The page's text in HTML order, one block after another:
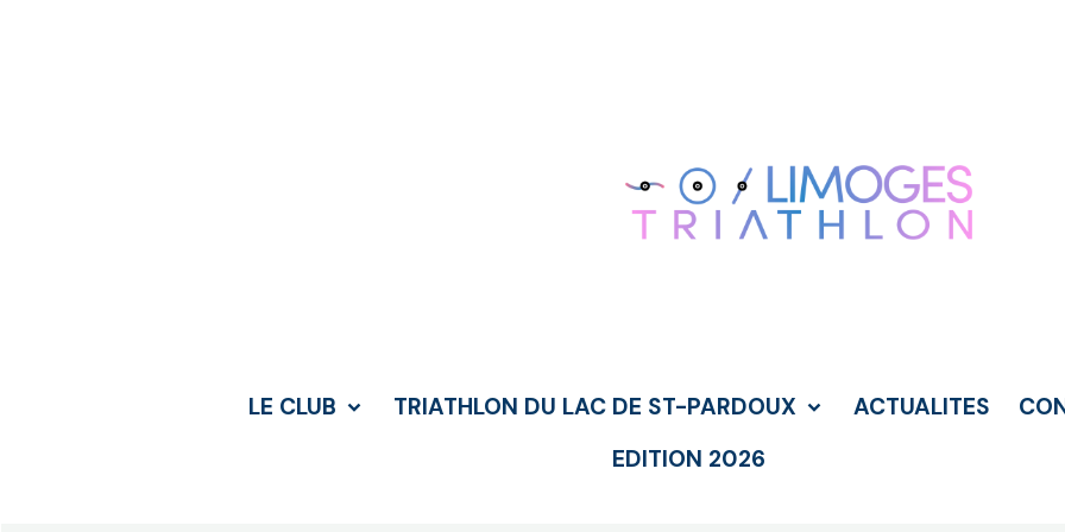
LE CLUB TRIATHLON DU LAC DE ST-PARDOUX ACTUALITES
EDITION 2026